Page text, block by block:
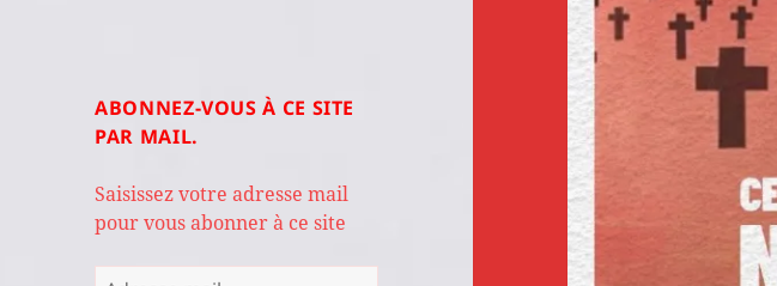
ABONNEZ-VOUS À CE SITE
PAR MAIL.
Saisissez votre adresse mail
pour vous abonner à ce site
Adresse